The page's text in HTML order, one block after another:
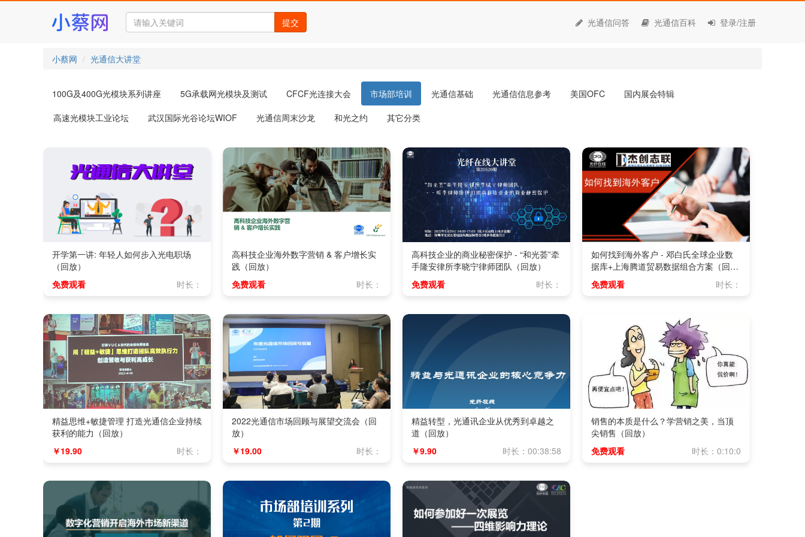
提交 光通信问答 光通信百科 登录/注册
小蔡网 光通信大讲堂
100G及400G光模块系列讲座 5G承载网光模块及测试 CFCF光连接大会 市场部培训 光通信基础 光通信信息参考 美国OFC
国内展会特辑
高速光模块工业论坛
武汉国际光谷论坛WIOF 光通信周末沙龙 和光之约 其它分类
开学第一讲: 年轻人如何步入光电职场
（回放）
免费观看
时长：
高科技企业海外数字营销 & 客户增长实
践（回放）
免费观看
时长：
高科技企业的商业秘密保护 - “和光荟”牵
手隆安律所李晓宁律师团队（回放）
免费观看
时长：
如何找到海外客户 - 邓白氏全球企业数
据库+上海腾道贸易数据组合方案（回
放）
免费观看 时长：
精益思维+敏捷管理 打造光通信企业持续
获利的能力（回放）
￥19.90
时长：
2022光通信市场回顾与展望交流会（回
放）
￥19.00
时长：
精益转型，光通讯企业从优秀到卓越之
道（回放）
￥9.90
时长：00:38:58
销售的本质是什么？学营销之美，当顶
尖销售（回放）
免费观看
时长：0:10:0